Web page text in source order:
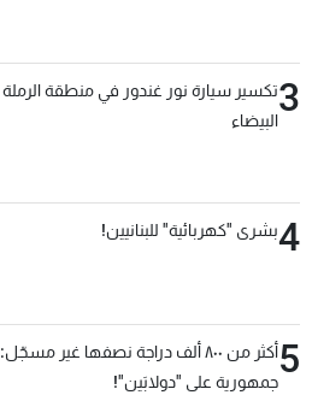
3تكسير سيارة نور غندور في منطقة الرملة
البيضاء
4بشرى "كهربائية" للبنانيين!
5
أكثر من ٨٠٠ ألف دراجة نصفها غير مسجّل:
جمهورية على "دولابَين"!